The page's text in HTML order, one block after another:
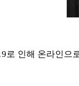
로 인해 온라인으